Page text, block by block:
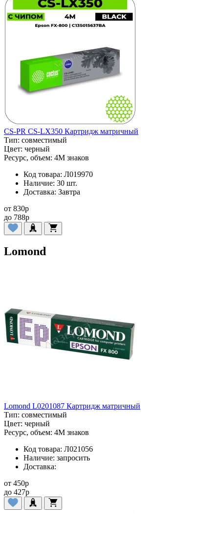
CS-PR CS-LX350 Картридж матричный
Тип: совместимый
Цвет: черный
Ресурс, объем: 4M знаков
Код товара: Л019970
Наличие: 30 шт.
Доставка: Завтра
от 830p
до 788p
Lomond
Lomond L0201087 Картридж матричный
Тип: совместимый
Цвет: черный
Ресурс, объем: 4M знаков
Код товара: Л021056
Наличие: запросить
Доставка:
от 450p
до 427p